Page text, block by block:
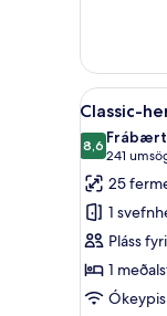
Smoking
Single
Room
Non
Smoking
Skoða
allar
myndir
fyrir
Classic-
herbergi
með
rúmi
8
Classic-
8,68,6 af 10
Frábært
241
(241
25
1
Pláss
1